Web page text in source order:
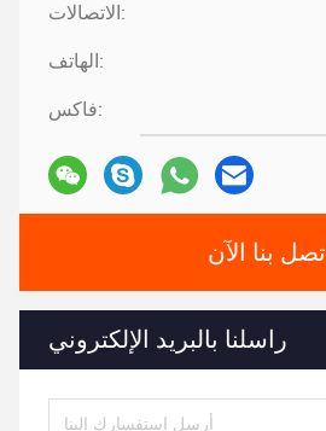
الاتصالات:
الهاتف:
فاكس:
اتصل بنا الآن
راسلنا بالبريد الإلكتروني